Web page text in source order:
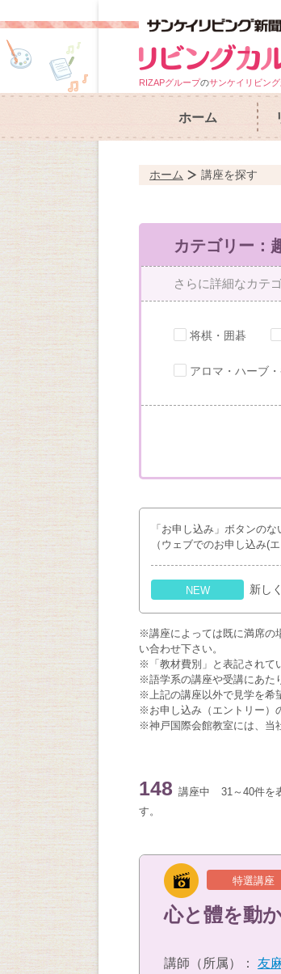
RIZAPグループのサンケイリビン
ホーム
ホーム 講座を探す
カテゴリー：
さらに詳細なカテ
将棋・囲碁
アロマ・ハーブ・
「お申し込み」ボタンの
（ウェブでのお申し込み(
NEW 新し
※講座によっては既に満席の
い合わせ下さい。
※「教材費別」と表記されて
※語学系の講座や受講にあた
※上記の講座以外で見学を希
※お申し込み（エントリー）
※神戸国際会館教室には、当
148 講座中
31～40件を
す。
特選講座
心と體を動
講師（所属）： 友